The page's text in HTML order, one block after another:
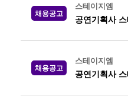
채용공고
스테이지엠
공연기획사
채용공고
스테이지엠
공연기획사